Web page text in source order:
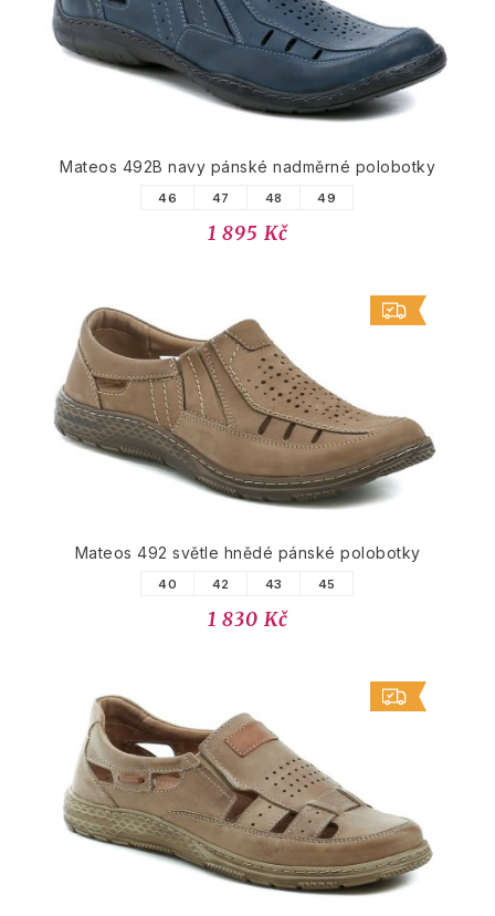
Mateos 492B navy pánské nadměrné polobotky
46 47 48 49
1 895 Kč
Mateos 492 světle hnědé pánské polobotky
40 42 43 45
1 830 Kč